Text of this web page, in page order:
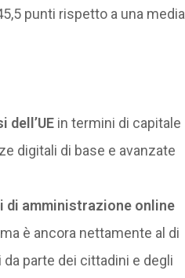
punti rispetto a una media
in termini di capitale
digitali di base e avanzate
amministrazione online
è ancora nettamente al di
parte dei cittadini e degli